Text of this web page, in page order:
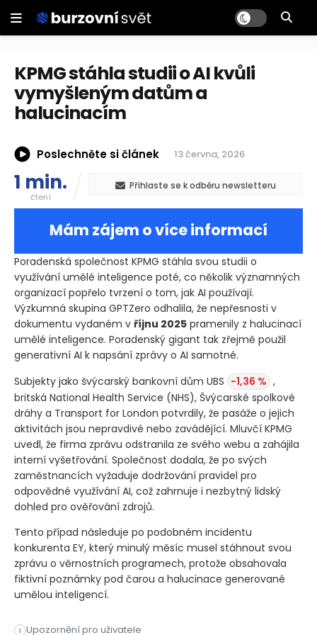
KPMG stáhla studii o AI kvůli
vymyšleným datům a
halucinacím
Poslechněte si článek 13 června, 2026
1 min.
čtení
Přihlaste se k odběru newsletteru
Mám zájem o více informací
Poradenská společnost KPMG stáhla svou studii o
využívání umělé inteligence poté, co několik významných
organizací popřelo tvrzení o tom, jak AI používají.
Výzkumná skupina GPTZero odhalila, že nepřesnosti v
dokumentu vydaném v říjnu 2025 pramenily z halucinací
umělé inteligence. Poradenský gigant tak zřejmě použil
generativní AI k napsání zprávy o AI samotné.
Subjekty jako švýcarský bankovní dům UBS -1,36 % ,
britská National Health Service (NHS), Švýcarské spolkové
dráhy a Transport for London potvrdily, že pasáže o jejich
aktivitách jsou nepravdivé nebo zavádějící. Mluvčí KPMG
uvedl, že firma zprávu odstranila ze svého webu a zahájila
interní vyšetřování. Společnost dodala, že po svých
zaměstnancích vyžaduje dodržování pravidel pro
odpovědné využívání AI, což zahrnuje i nezbytný lidský
dohled pro ověřování zdrojů.
Tento případ následuje po podobném incidentu
konkurenta EY, který minulý měsíc musel stáhnout svou
zprávu o věrnostních programech, protože obsahovala
fiktivní poznámky pod čarou a halucinace generované
umělou inteligencí.
i Upozornění pro uživatele